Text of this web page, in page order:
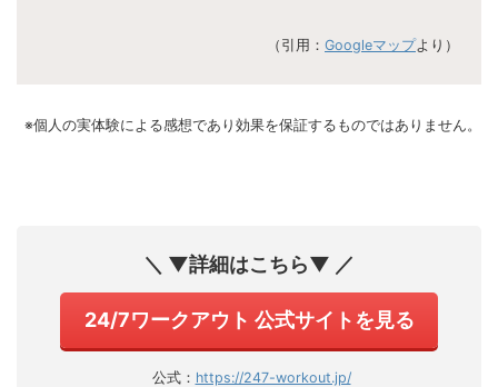
（引用： Googleマップより）
※個人の実体験による感想であり効果を保証するものではありません。
＼ ▼詳細はこちら▼ ／
24/7ワークアウト 公式サイトを見る
公式： https://247-workout.jp/